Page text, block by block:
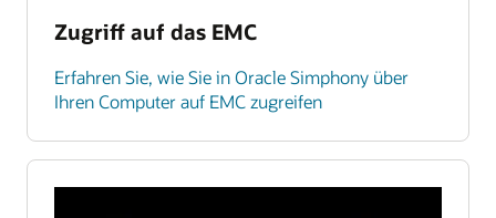
Zugriff auf das EMC
Erfahren Sie, wie Sie in Oracle Simphony über
Ihren Computer auf EMC zugreifen